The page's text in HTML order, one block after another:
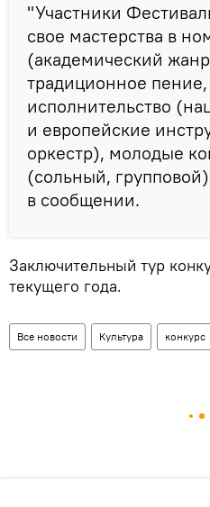
"Участники
свое мастерства в
(академический
традиционное
исполнительство
и европейские
оркестр), молодые
(сольный,
в сообщении.
Заключительный тур
текущего года.
Все новости Культура конкурс